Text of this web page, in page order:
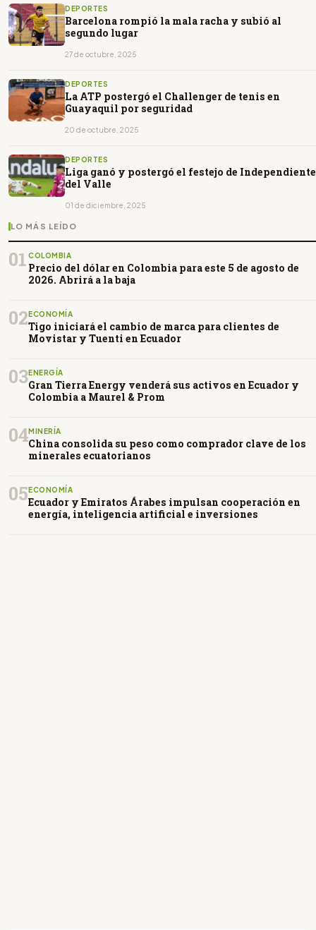
DEPORTES
Barcelona rompió la mala racha y subió al
segundo lugar
27 de octubre, 2025
DEPORTES
La ATP postergó el Challenger de tenis en
Guayaquil por seguridad
20 de octubre, 2025
DEPORTES
Liga ganó y postergó el festejo de Independiente
del Valle
01 de diciembre, 2025
LO MÁS LEÍDO
01 COLOMBIA
Precio del dólar en Colombia para este 5 de agosto de
2026. Abrirá a la baja
02ECONOMÍA
Tigo iniciará el cambio de marca para clientes de
Movistar y Tuenti en Ecuador
03ENERGÍA
Gran Tierra Energy venderá sus activos en Ecuador y
Colombia a Maurel & Prom
04MINERÍA
China consolida su peso como comprador clave de los
minerales ecuatorianos
05ECONOMÍA
Ecuador y Emiratos Árabes impulsan cooperación en
energía, inteligencia artificial e inversiones